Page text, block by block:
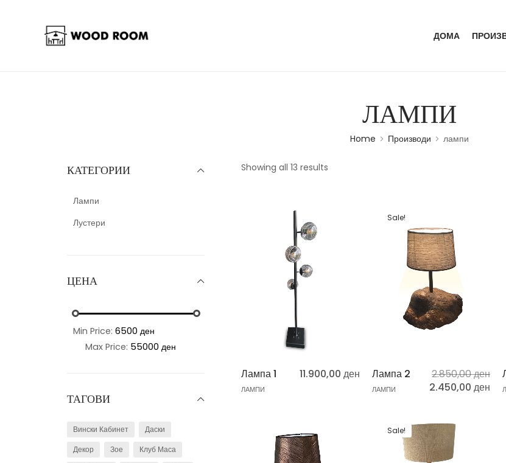
ДОМА
ЛАМПИ
Home Производи лампи
КАТЕГОРИИ
Лампи
Лустери
ЦЕНА
Min Price: 6500 ден
Max Price: 55000 ден
ТАГОВИ
Вински Кабинет
Даски
Декор
Зое
Клуб Маса
Showing all 13 results
Лампа 1
ЛАМПИ
11.900,00 ден
Sale!
Лампа 2
ЛАМПИ
2.850,00ден
2.450,00 ден
Sale!